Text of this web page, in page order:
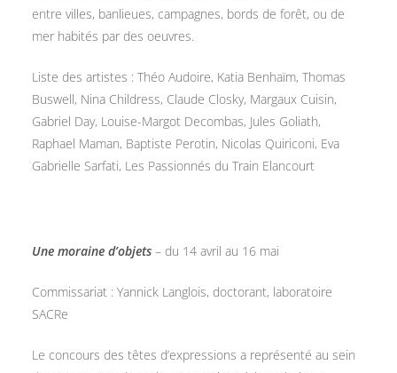
entre villes, banlieues, campagnes, bords de forêt, ou de
mer habités par des oeuvres.
Liste des artistes : Théo Audoire, Katia Benhaïm, Thomas
Buswell, Nina Childress, Claude Closky, Margaux Cuisin,
Gabriel Day, Louise-Margot Decombas, Jules Goliath,
Raphael Maman, Baptiste Perotin, Nicolas Quiriconi, Eva
Gabrielle Sarfati, Les Passionnés du Train Elancourt
Une moraine d’objets – du 14 avril au 16 mai
Commissariat : Yannick Langlois, doctorant, laboratoire
SACRe
Le concours des têtes d’expressions a représenté au sein